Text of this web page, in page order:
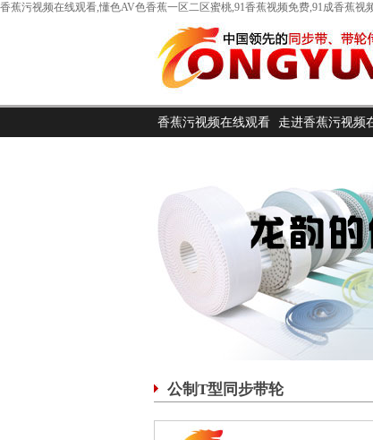
香蕉污视频在线观看,懂色AV色香蕉一区二区蜜桃,91香蕉视频免费,91成香蕉视
香蕉污视频在线观看 走进香蕉污视频
公制T型同步带轮